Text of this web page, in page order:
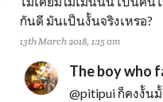
กันดี มันเป็นงั้นจริงเหรอ?
13th March 2018, 1:15 am
The boy who
@pitipuiก็คงงั้น